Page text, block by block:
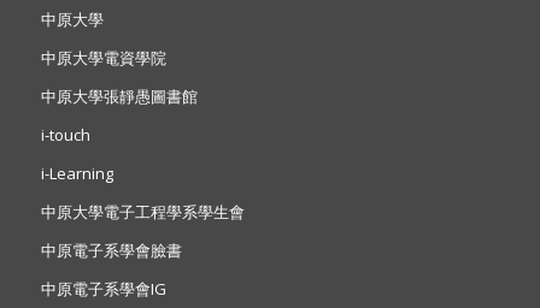
中原大學
中原大學電資學院
中原大學張靜愚圖書館
i-touch
i-Learning
中原大學電子工程學系學生會
中原電子系學會臉書
中原電子系學會IG